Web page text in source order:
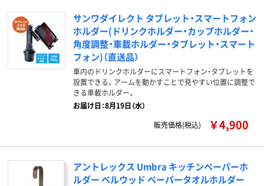
サンワダイレクト タブレット・スマートフォン
ホルダー(ドリンクホルダー・カップホルダー・
角度調整・車載ホルダー・タブレット・スマート
フォン)（直送品）
車内のドリンクホルダーにスマートフォン・タブレットを
設置できる。アームを動かすことで見やすい位置に調整で
きる車載ホルダー。
お届け日：8月19日（水）
販売価格(税込)
￥4,900
アントレックス Umbra キッチンペーパーホ
ルダー ベルウッド ペーパータオルホルダー